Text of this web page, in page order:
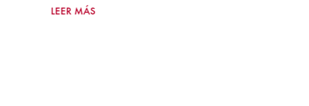
LEER MÁS